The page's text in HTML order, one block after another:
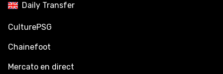
Daily Transfer
CulturePSG
Chainefoot
Mercato en direct